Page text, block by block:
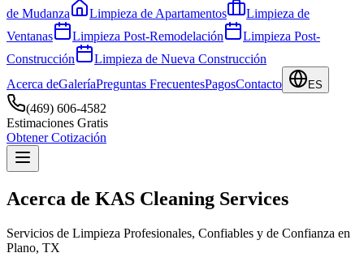
de Mudanza
Limpieza de Apartamentos
Limpieza de
Ventanas
Limpieza Post-Remodelación
Limpieza Post-
Construcción
Limpieza de Nueva Construcción
Acerca deGaleríaPreguntas FrecuentesPagosContacto ES
(469) 606-4582
Estimaciones Gratis
Obtener Cotización
Acerca de KAS Cleaning Services
Servicios de Limpieza Profesionales, Confiables y de Confianza en
Plano, TX